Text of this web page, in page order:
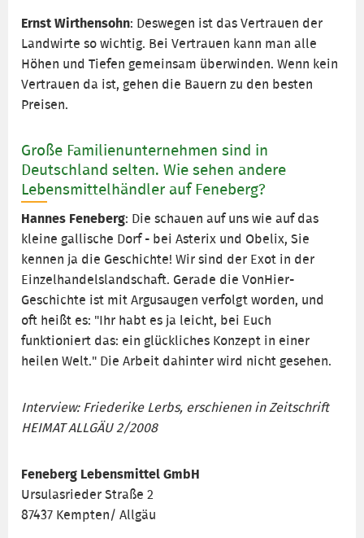
Ernst Wirthensohn: Deswegen ist das Vertrauen der
Landwirte so wichtig. Bei Vertrauen kann man alle
Höhen und Tiefen gemeinsam überwinden. Wenn kein
Vertrauen da ist, gehen die Bauern zu den besten
Preisen.
Große Familienunternehmen sind in
Deutschland selten. Wie sehen andere
Lebensmittelhändler auf Feneberg?
Hannes Feneberg: Die schauen auf uns wie auf das
kleine gallische Dorf - bei Asterix und Obelix, Sie
kennen ja die Geschichte! Wir sind der Exot in der
Einzelhandelslandschaft. Gerade die VonHier-
Geschichte ist mit Argusaugen verfolgt worden, und
oft heißt es: "Ihr habt es ja leicht, bei Euch
funktioniert das: ein glückliches Konzept in einer
heilen Welt." Die Arbeit dahinter wird nicht gesehen.
Interview: Friederike Lerbs, erschienen in Zeitschrift
HEIMAT ALLGÄU 2/2008
Feneberg Lebensmittel GmbH
Ursulasrieder Straße 2
87437 Kempten/ Allgäu